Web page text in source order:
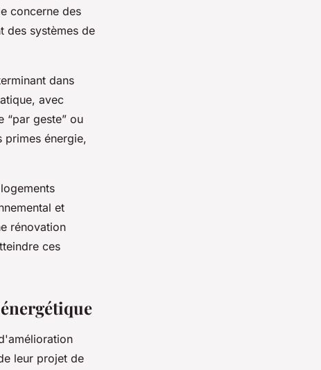
concerne des
des systèmes de
dans
avec
“par geste” ou
primes énergie,
et
rénovation
ces
leur projet de